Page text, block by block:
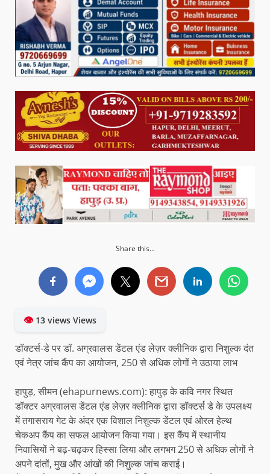
Share this...
👁13 views Views
डॉक्टर्स-डे पर डॉ. अग्रवालस डेंटल एंड लेज़र क्लीनिक द्वारा निशुल्क दंत
एवं नेत्र जांच कैंप का आयोजन, 250 से अधिक लोगों ने उठाया लाभ
हापुड़, सीमन (ehapurnews.com): हापुड़ के कवि नगर स्थित
डॉक्टर अग्रवालस डेंटल एंड लेज़र क्लीनिक द्वारा डॉक्टर्स डे के उपलक्ष्य
में तगासराय गेट के अंदर एक विशाल निशुल्क डेंटल एवं ओरल हेल्थ
चेकअप कैंप का सफल आयोजन किया गया। इस कैंप में स्थानीय
निवासियों ने बढ़-चढ़कर हिस्सा लिया और लगभग 250 से अधिक लोगों ने
अपने दांतों, मुख और आंखों की निशुल्क जांच कराई।